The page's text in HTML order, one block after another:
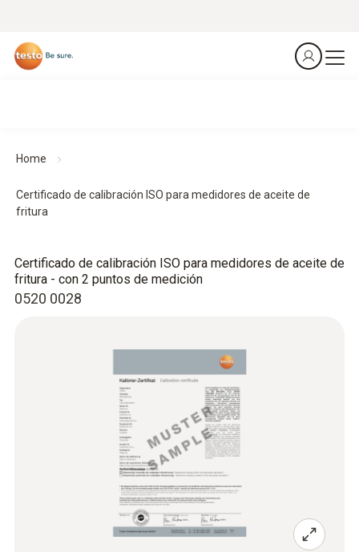
Home
Certificado de calibración ISO para medidores de aceite de
fritura
0520 0028
Certificado de calibración ISO para medidores de aceite de
fritura - con 2 puntos de medición